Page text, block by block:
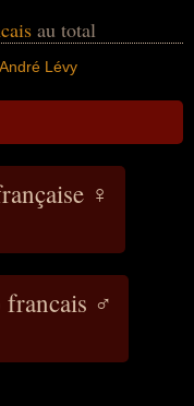
au total
André Lévy
♀
francais ♂